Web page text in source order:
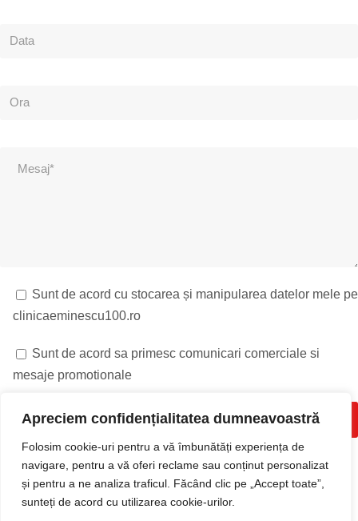
Apreciem confidențialitatea dumneavoastră
Folosim cookie-uri pentru a vă îmbunătăți experiența de
navigare, pentru a vă oferi reclame sau conținut personalizat
și pentru a ne analiza traficul. Făcând clic pe „Accept toate”,
sunteți de acord cu utilizarea cookie-urilor.
Sunt de acord cu stocarea și manipularea datelor mele pe
clinicaeminescu100.ro
Sunt de acord sa primesc comunicari comerciale si
mesaje promotionale